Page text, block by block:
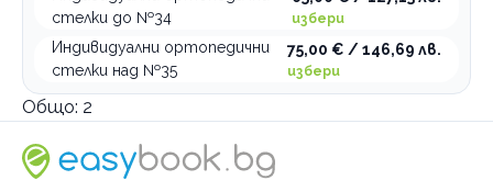
стелки до №34
избери
Индивидуални ортопедични
стелки над №35
75,00 € / 146,69 лв.
избери
Общо: 2